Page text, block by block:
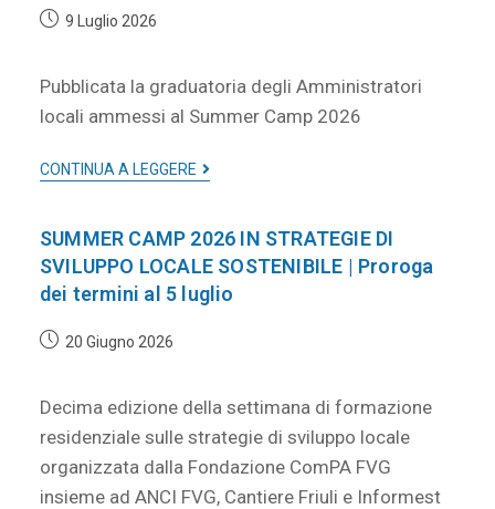
9 Luglio 2026
Pubblicata la graduatoria degli Amministratori
locali ammessi al Summer Camp 2026
CONTINUA A LEGGERE
SUMMER CAMP 2026 IN STRATEGIE DI
SVILUPPO LOCALE SOSTENIBILE | Proroga
dei termini al 5 luglio
20 Giugno 2026
Decima edizione della settimana di formazione
residenziale sulle strategie di sviluppo locale
organizzata dalla Fondazione ComPA FVG
insieme ad ANCI FVG, Cantiere Friuli e Informest